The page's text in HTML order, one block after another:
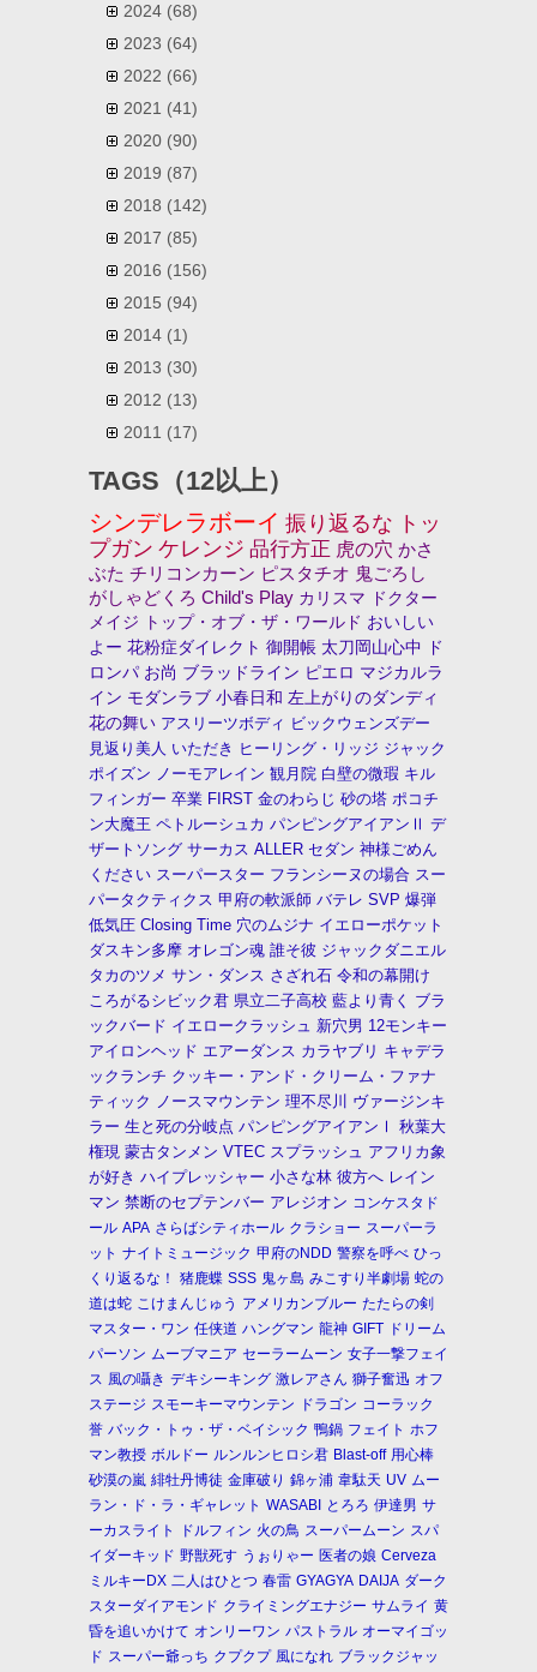
2024 (68)
2023 (64)
2022 (66)
2021 (41)
2020 (90)
2019 (87)
2018 (142)
2017 (85)
2016 (156)
2015 (94)
2014 (1)
2013 (30)
2012 (13)
2011 (17)
TAGS（12以上）
シンデレラボーイ 振り返るな トッ
プガン ケレンジ 品行方正 虎の穴 かさ
ぶた チリコンカーン ピスタチオ 鬼ごろし
がしゃどくろ Child's Play カリスマ
ドクター
メイジ
トップ・オブ・ザ・ワールド おいしい
よー 花粉症ダイレクト 御開帳 太刀岡山心中
ド
ロンパ お尚 ブラッドライン ピエロ マジカルラ
イン モダンラブ 小春日和 左上がりのダンディ
花の舞い アスリーツボディ ビックウェンズデー
見返り美人 いただき ヒーリング・リッジ ジャック
ポイズン ノーモアレイン 観月院 白壁の微瑕 キル
フィンガー 卒業 FIRST 金のわらじ 砂の塔 ポコチ
ン大魔王 ペトルーシュカ パンピングアイアンⅡ デ
ザートソング サーカス ALLER セダン 神様ごめん
ください スーパースター フランシーヌの場合 スー
パータクティクス 甲府の軟派師 バテレ SVP 爆弾
低気圧 Closing Time 穴のムジナ イエローポケット
ダスキン多摩 オレゴン魂 誰そ彼 ジャックダニエル
タカのツメ サン・ダンス さざれ石 令和の幕開け
ころがるシビック君 県立二子高校 藍より青く ブラ
ックバード イエロークラッシュ 新穴男 12モンキー
アイロンヘッド エアーダンス カラヤブリ キャデラ
ックランチ クッキー・アンド・クリーム・ファナ
ティック ノースマウンテン 理不尽川
ヴァージンキ
ラー 生と死の分岐点 パンピングアイアンⅠ
秋葉大
権現 蒙古タンメン VTEC スプラッシュ アフリカ象
が好き ハイプレッシャー 小さな林 彼方へ レイン
マン 禁断のセプテンバー アレジオン コンケスタド
ール APA さらばシティホール クラショー スーパーラ
ット ナイトミュージック 甲府のNDD 警察を呼べ ひっ
くり返るな！
猪鹿蝶 SSS 鬼ヶ島 みこすり半劇場 蛇の
道は蛇 こけまんじゅう アメリカンブルー たたらの剣
マスター・ワン 任侠道 ハングマン 龍神 GIFT ドリーム
パーソン ムーブマニア セーラームーン 女子一撃フェイ
ス 風の囁き デキシーキング 激レアさん 獅子奮迅 オフ
ステージ スモーキーマウンテン ドラゴン コーラック
誉 バック・トゥ・ザ・ベイシック 鴨鍋 フェイト ホフ
マン教授 ボルドー ルンルンヒロシ君 Blast-off 用心棒
砂漠の嵐 緋牡丹博徒 金庫破り 錦ヶ浦 韋駄天 UV ムー
ラン・ド・ラ・ギャレット WASABI とろろ 伊達男 サ
ーカスライト
ドルフィン 火の鳥 スーパームーン スパ
イダーキッド 野獣死す うぉりゃー 医者の娘 Cerveza
ミルキーDX 二人はひとつ 春雷 GYAGYA DAIJA ダーク
スターダイアモンド クライミングエナジー サムライ 黄
昏を追いかけて オンリーワン パストラル オーマイゴッ
ド スーパー爺っち クプクプ 風になれ ブラックジャッ